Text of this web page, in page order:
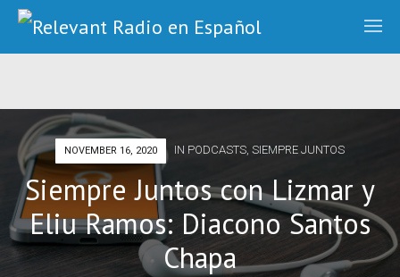
NOVEMBER 16, 2020 IN PODCASTS, SIEMPRE JUNTOS
Siempre Juntos con Lizmar y
Eliu Ramos: Diacono Santos
Chapa